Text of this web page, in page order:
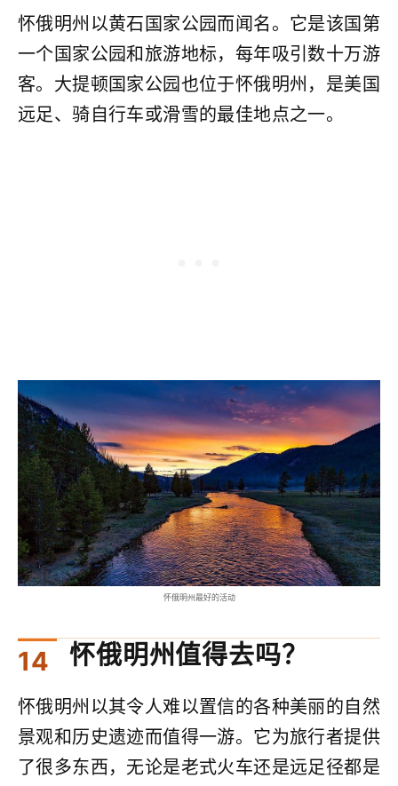
怀俄明州以黄石国家公园而闻名。它是该国第
一个国家公园和旅游地标，每年吸引数十万游
客。大提顿国家公园也位于怀俄明州，是美国
远足、骑自行车或滑雪的最佳地点之一。
怀俄明州最好的活动
怀俄明州值得去吗？
怀俄明州以其令人难以置信的各种美丽的自然
景观和历史遗迹而值得一游。它为旅行者提供
了很多东西，无论是老式火车还是远足径都是